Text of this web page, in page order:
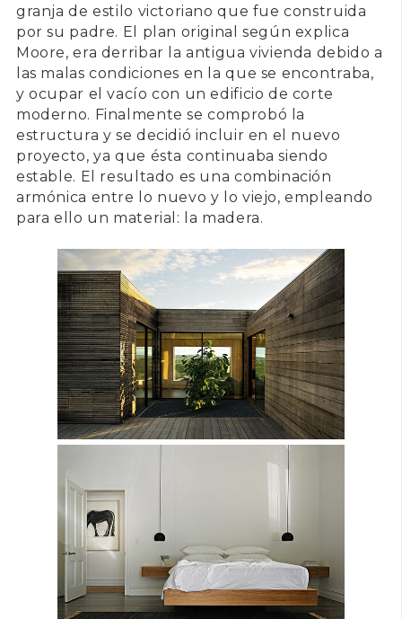
granja de estilo victoriano que fue construida
por su padre. El plan original según explica
Moore, era derribar la antigua vivienda debido a
las malas condiciones en la que se encontraba,
y ocupar el vacío con un edificio de corte
moderno. Finalmente se comprobó la
estructura y se decidió incluir en el nuevo
proyecto, ya que ésta continuaba siendo
estable. El resultado es una combinación
armónica entre lo nuevo y lo viejo, empleando
para ello un material: la madera.